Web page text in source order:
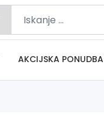
AKCIJSKA PONUDBA